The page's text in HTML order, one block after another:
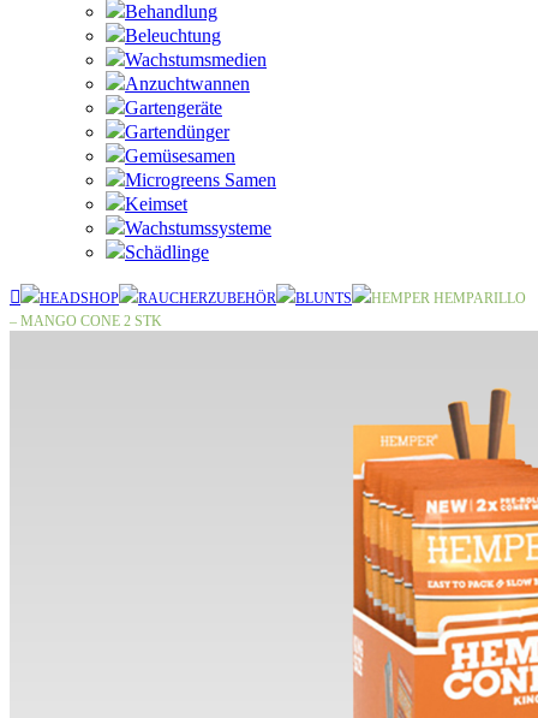
Behandlung
Beleuchtung
Wachstumsmedien
Anzuchtwannen
Gartengeräte
Gartendünger
Gemüsesamen
Microgreens Samen
Keimset
Wachstumssysteme
Schädlinge
HEADSHOP RAUCHERZUBEHÖR BLUNTS
HEMPER HEMPARILLO
– MANGO CONE 2 STK